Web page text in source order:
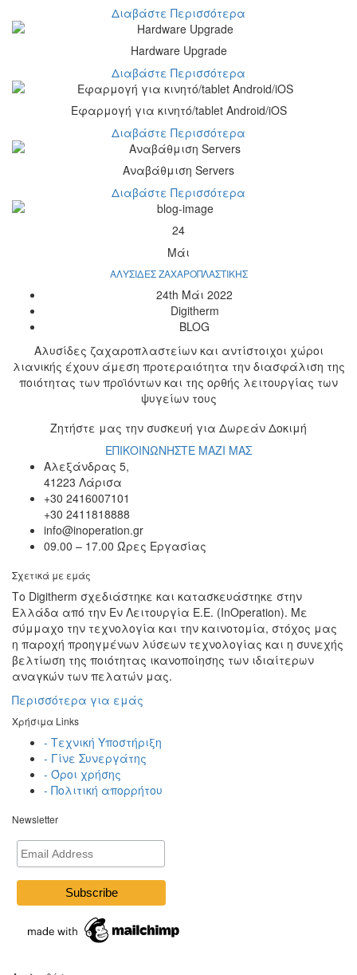
Διαβάστε Περισσότερα
Hardware Upgrade
Διαβάστε Περισσότερα
Eφαρμογή για κινητό/tablet Android/iOS
Διαβάστε Περισσότερα
Αναβάθμιση Servers
Διαβάστε Περισσότερα
24
Μάι
ΑΛΥΣΙΔΕΣ ΖΑΧΑΡΟΠΛΑΣΤΙΚΗΣ
24th Μάι 2022
Digitherm
BLOG
Αλυσίδες ζαχαροπλαστείων και αντίστοιχοι χώροι
λιανικής έχουν άμεση προτεραιότητα την διασφάλιση της
ποιότητας των προϊόντων και της ορθής λειτουργίας των
ψυγείων τους
Ζητήστε μας την συσκευή για Δωρεάν Δοκιμή
ΕΠΙΚΟΙΝΩΝΗΣΤΕ ΜΑΖΙ ΜΑΣ
Αλεξάνδρας 5,
41223 Λάρισα
+30 2416007101
+30 2411818888
info@inoperation.gr
09.00 – 17.00 Ώρες Εργασίας
Σχετικά με εμάς
Το Digitherm σχεδιάστηκε και κατασκευάστηκε στην
Ελλάδα από την Εν Λειτουργία Ε.Ε. (InOperation). Με
σύμμαχο την τεχνολογία και την καινοτομία, στόχος μας
η παροχή προηγμένων λύσεων τεχνολογίας και η συνεχής
βελτίωση της ποιότητας ικανοποίησης των ιδιαίτερων
αναγκών των πελατών μας.
Περισσότερα για εμάς
Χρήσιμα Links
- Τεχνική Υποστήριξη
- Γίνε Συνεργάτης
- Όροι χρήσης
- Πολιτική απορρήτου
Newsletter
Email
Address